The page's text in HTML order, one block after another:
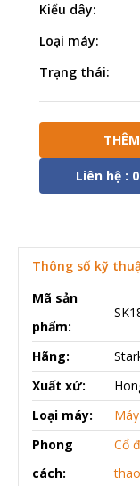
Kiểu dây:
Loại máy:
Trạng thái:
Liên hệ :
Thông số kỹ
Mã sản
phẩm:
Hãng:
Xuất xứ:
Loại máy:
Phong
cách:
Cổ
thao